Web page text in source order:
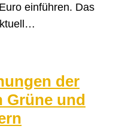
einführen. Das
der
Grüne und